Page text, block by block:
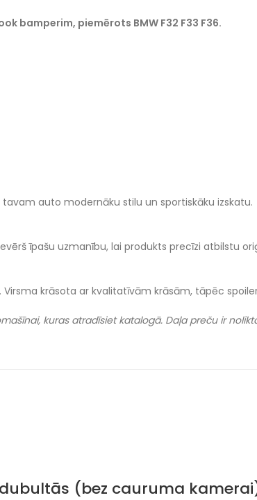
bamperim, piemērots BMW F32 F33 F36.
tavam auto modernāku stilu un sportiskāku izskatu.
īpašu uzmanību, lai produkts precīzi atbilstu
krāsota ar kvalitatīvām krāsām, tāpēc
kuras atradīsiet katalogā. Daļa preču ir
(bez cauruma kamerai)